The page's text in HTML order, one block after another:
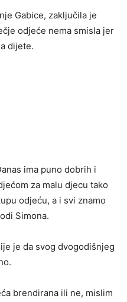
Gabice, zaključila je
odjeće nema smisla jer
dijete.
ima puno dobrih i
za malu djecu tako
odjeću, a i svi znamo
Simona.
je da svog dvogodišnjeg
brendirana ili ne, mislim